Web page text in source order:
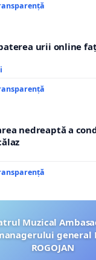
urii online
nedreaptă a
Muzical
general
ROGOJAN